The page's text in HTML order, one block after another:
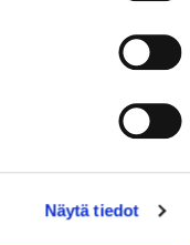
Näytä tiedot